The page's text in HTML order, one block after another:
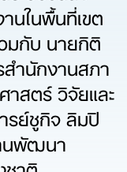
นในพื้นที่เขต
กับ นายกิติ
ำนักงานสภา
สตร์ วิจัยและ
รย์ชูกิจ ลิมปิ
นพัฒนา